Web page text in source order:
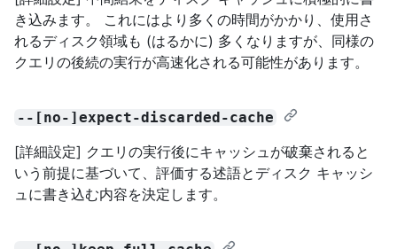
き込みます。 これにはより多くの時間がかかり、使用さ
れるディスク領域も (はるかに) 多くなりますが、同様の
クエリの後続の実行が高速化される可能性があります。
--[no-]expect-discarded-cache
[詳細設定] クエリの実行後にキャッシュが破棄されると
いう前提に基づいて、評価する述語とディスク キャッシ
ュに書き込む内容を決定します。